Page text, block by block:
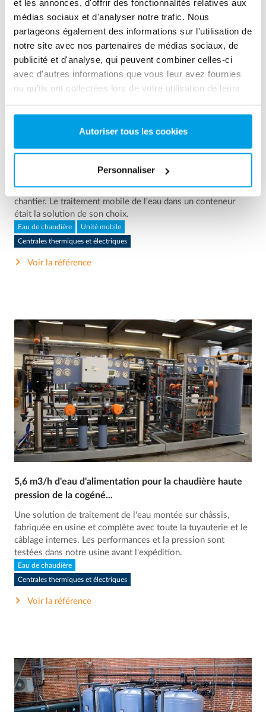
et les annonces, d'offrir des fonctionnalités relatives aux
médias sociaux et d'analyser notre trafic. Nous
partageons également des informations sur l'utilisation de
notre site avec nos partenaires de médias sociaux, de
publicité et d'analyse, qui peuvent combiner celles-ci
avec d'autres informations que vous leur avez fournies
ou qu'ils ont collectées lors de votre utilisation de leurs
Autoriser tous les cookies
Personnaliser
WTP dans 6 conten...
Ce client avait besoin de moderniser la station d'épuration
existante, mais il ne disposait d'aucun espace libre sur le
chantier. Le traitement mobile de l'eau dans un conteneur
était la solution de son choix.
Eau de chaudière Unité mobile
Centrales thermiques et électriques
Voir la référence
5,6 m3/h d'eau d'alimentation pour la chaudière haute
pression de la cogéné...
Une solution de traitement de l'eau montée sur châssis,
fabriquée en usine et complète avec toute la tuyauterie et le
câblage internes. Les performances et la pression sont
testées dans notre usine avant l'expédition.
Eau de chaudière
Centrales thermiques et électriques
Voir la référence